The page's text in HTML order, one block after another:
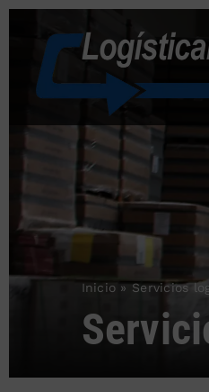
Saltar
contenido
Inicio »Servicios